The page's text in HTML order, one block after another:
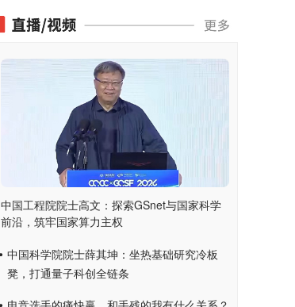
中国工程院院士高文：探索GSnet与国家科学
前沿，筑牢国家算力主权
中国科学院院士薛其坤：坐热基础研究冷板
凳，打通量子科创全链条